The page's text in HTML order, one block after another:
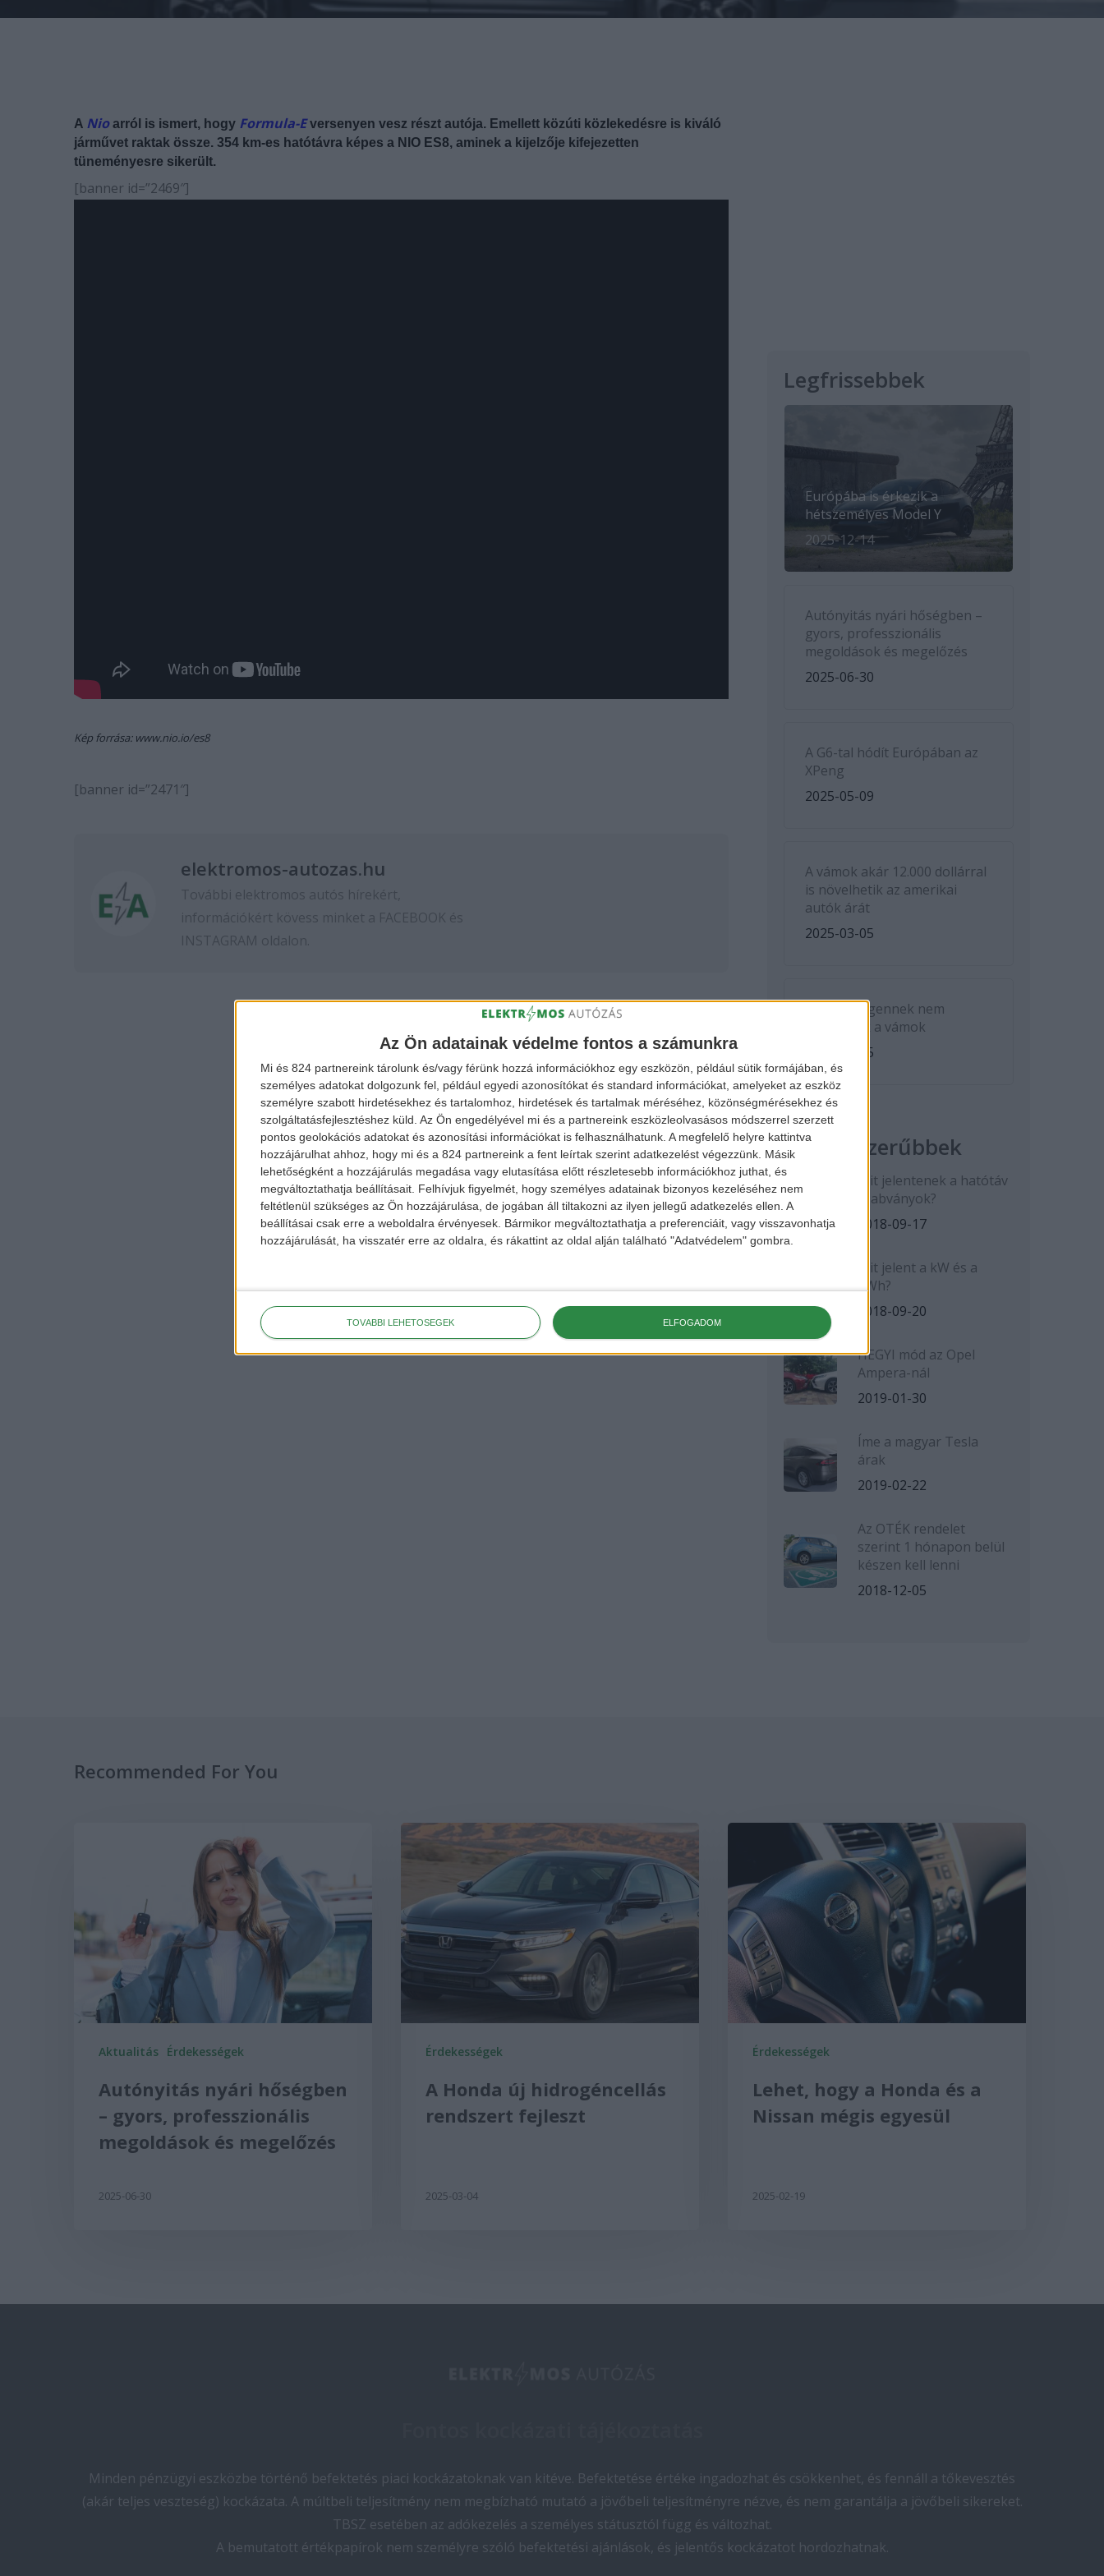
Az Ön adatainak védelme fontos a számunkra
Mi és 824 partnereink tárolunk és/vagy férünk hozzá információkhoz egy eszközön, például sütik formájában, és
személyes adatokat dolgozunk fel, például egyedi azonosítókat és standard információkat, amelyeket az eszköz
személyre szabott hirdetésekhez és tartalomhoz, hirdetések és tartalmak méréséhez, közönségmérésekhez és
szolgáltatásfejlesztéshez küld. Az Ön engedélyével mi és a partnereink eszközleolvasásos módszerrel szerzett
pontos geolokációs adatokat és azonosítási információkat is felhasználhatunk. A megfelelő helyre kattintva
hozzájárulhat ahhoz, hogy mi és a 824 partnereink a fent leírtak szerint adatkezelést végezzünk. Másik
lehetőségként a hozzájárulás megadása vagy elutasítása előtt részletesebb információkhoz juthat, és
megváltoztathatja beállításait. Felhívjuk figyelmét, hogy személyes adatainak bizonyos kezeléséhez nem
feltétlenül szükséges az Ön hozzájárulása, de jogában áll tiltakozni az ilyen jellegű adatkezelés ellen. A
beállításai csak erre a weboldalra érvényesek. Bármikor megváltoztathatja a preferenciáit, vagy visszavonhatja
hozzájárulását, ha visszatér erre az oldalra, és rákattint az oldal alján található "Adatvédelem" gombra.
TOVÁBBI LEHETŐSÉGEK ELFOGADOM
A Nio arról is ismert, hogy Formula-E versenyen vesz részt autója. Emellett közúti közlekedésre is kiváló
járművet raktak össze. 354 km-es hatótávra képes a NIO ES8, aminek a kijelzője kifejezetten
tüneményesre sikerült.
[banner id=”2469″]
Kép forrása: www.nio.io/es8
[banner id=”2471″]
elektromos-autozas.hu
További elektromos autós hírekért,
információkért kövess minket a FACEBOOK és
INSTAGRAM oldalon.
Legfrissebbek
Európába is érkezik a
hétszemélyes Model Y
2025-12-14
Autónyitás nyári hőségben –
gyors, professzionális
megoldások és megelőzés
2025-06-30
A G6-tal hódít Európában az
XPeng
2025-05-09
A vámok akár 12.000 dollárral
is növelhetik az amerikai
autók árát
2025-03-05
A Volkswagennek nem
kedveznek a vámok
2025-03-05
Legnépszerűbbek
Mit jelentenek a hatótáv
szabványok?
2018-09-17
Mit jelent a kW és a
kWh?
2018-09-20
HEGYI mód az Opel
Ampera-nál
2019-01-30
Íme a magyar Tesla
árak
2019-02-22
Az OTÉK rendelet
szerint 1 hónapon belül
készen kell lenni
2018-12-05
Recommended For You
Aktualitás Érdekességek
Autónyitás nyári hőségben
– gyors, professzionális
megoldások és megelőzés
2025-06-30
Érdekességek
A Honda új hidrogéncellás
rendszert fejleszt
2025-03-04
Érdekességek
Lehet, hogy a Honda és a
Nissan mégis egyesül
2025-02-19
Minden pénzügyi eszközbe történő befektetés piaci kockázatoknak van kitéve. Befektetése értéke ingadozhat és csökkenhet, és fennáll a tőkevesztés
(akár teljes veszteség) kockázata. A múltbeli teljesítmény nem megbízható mutató a jövőbeli teljesítményre nézve, és nem garantálja a jövőbeli sikereket.
TBSZ esetében az adókezelés a személyes státusztól függ és változhat.
A bemutatott értékpapírok nem személyre szóló befektetési ajánlások, és jelentős kockázatot hordozhatnak.